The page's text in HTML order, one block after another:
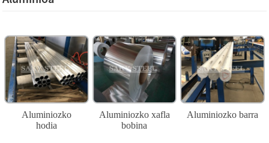
Aluminiozko
hodia
Aluminiozko xafla
bobina
Aluminiozko barra